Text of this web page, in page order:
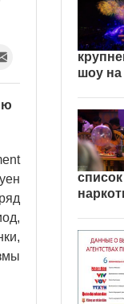
шоу